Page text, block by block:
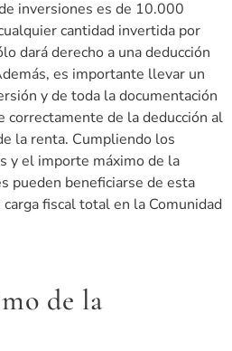
inversiones es de 10.000
cantidad invertida por
dará derecho a una deducción
es importante llevar un
y de toda la documentación
correctamente de la deducción al
la renta. Cumpliendo los
y el importe máximo de la
pueden beneficiarse de esta
fiscal total en la Comunidad
de la